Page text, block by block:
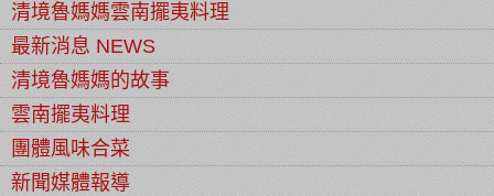
清境魯媽媽雲南擺夷料理
最新消息 NEWS
清境魯媽媽的故事
雲南擺夷料理
團體風味合菜
新聞媒體報導